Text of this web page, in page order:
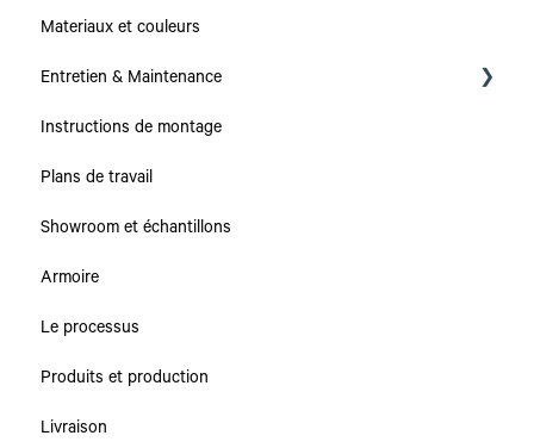
Materiaux et couleurs
Entretien & Maintenance
Collections
Plans de travail
Caissons & Tiroirs
Instructions de montage
Plans de travail
Showroom et échantillons
Armoire
Le processus
Produits et production
Livraison